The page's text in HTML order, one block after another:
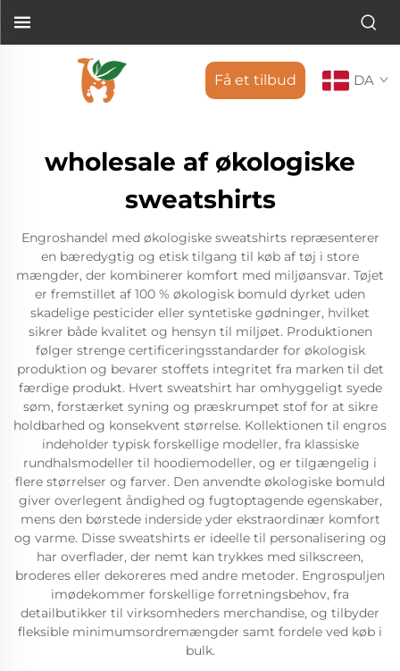
Få et tilbud DA
wholesale af økologiske
sweatshirts
Engroshandel med økologiske sweatshirts repræsenterer
en bæredygtig og etisk tilgang til køb af tøj i store
mængder, der kombinerer komfort med miljøansvar. Tøjet
er fremstillet af 100 % økologisk bomuld dyrket uden
skadelige pesticider eller syntetiske gødninger, hvilket
sikrer både kvalitet og hensyn til miljøet. Produktionen
følger strenge certificeringsstandarder for økologisk
produktion og bevarer stoffets integritet fra marken til det
færdige produkt. Hvert sweatshirt har omhyggeligt syede
søm, forstærket syning og præskrumpet stof for at sikre
holdbarhed og konsekvent størrelse. Kollektionen til engros
indeholder typisk forskellige modeller, fra klassiske
rundhalsmodeller til hoodiemodeller, og er tilgængelig i
flere størrelser og farver. Den anvendte økologiske bomuld
giver overlegent åndighed og fugtoptagende egenskaber,
mens den børstede inderside yder ekstraordinær komfort
og varme. Disse sweatshirts er ideelle til personalisering og
har overflader, der nemt kan trykkes med silkscreen,
broderes eller dekoreres med andre metoder. Engrospuljen
imødekommer forskellige forretningsbehov, fra
detailbutikker til virksomheders merchandise, og tilbyder
fleksible minimumsordremængder samt fordele ved køb i
bulk.